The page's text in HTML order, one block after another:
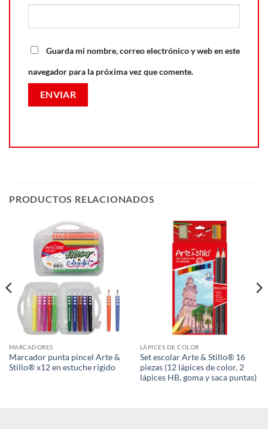
Guarda mi nombre, correo electrónico y web en este
navegador para la próxima vez que comente.
PRODUCTOS RELACIONADOS
MARCADORES
Marcador punta pincel Arte &
Stillo® x12 en estuche rígido
LÁPICES DE COLOR
Set escolar Arte & Stillo® 16
piezas (12 lápices de color, 2
lápices HB, goma y saca puntas)